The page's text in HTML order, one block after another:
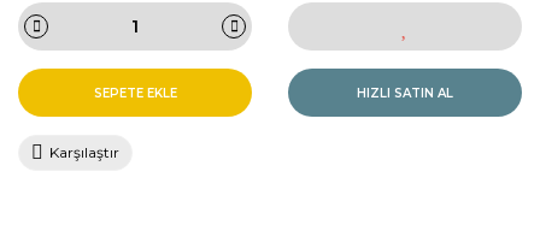
SEPETE EKLE HIZLI SATIN AL
Karşılaştır